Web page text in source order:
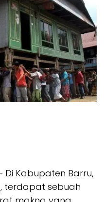
Di Kabupaten Barru,
terdapat sebuah